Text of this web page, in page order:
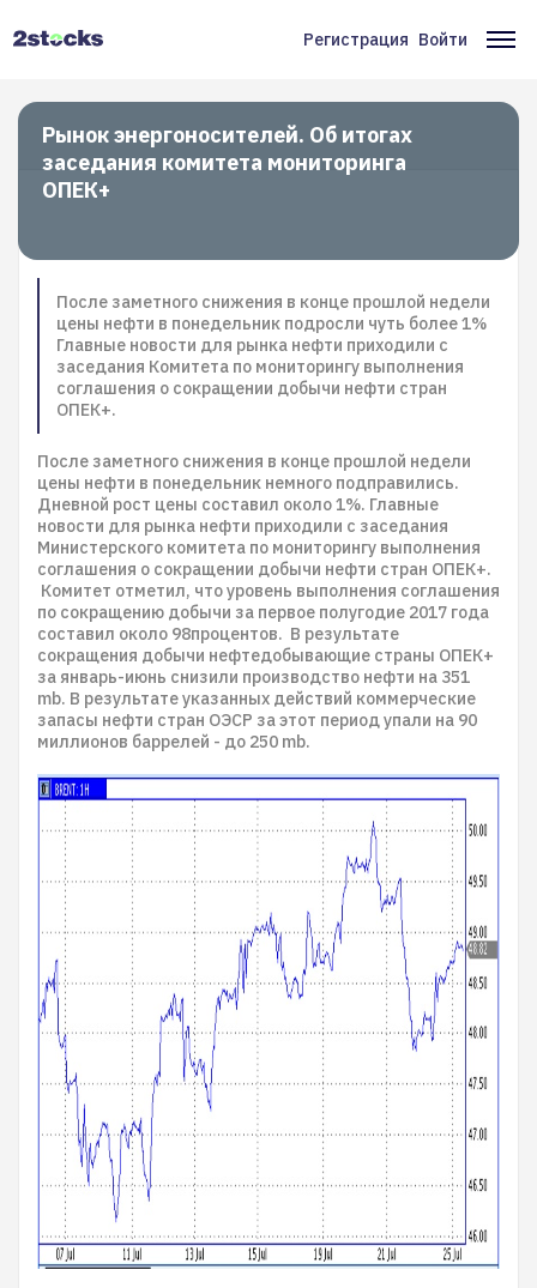
Меню
учётной
записи
пользователя
Регистрация Войти
Рынок энергоносителей. Об итогах
заседания комитета мониторинга
ОПЕК+
После заметного снижения в конце прошлой недели
цены нефти в понедельник подросли чуть более 1%
Главные новости для рынка нефти приходили с
заседания Комитета по мониторингу выполнения
соглашения о сокращении добычи нефти стран
ОПЕК+.
После заметного снижения в конце прошлой недели
цены нефти в понедельник немного подправились.
Дневной рост цены составил около 1%. Главные
новости для рынка нефти приходили с заседания
Министерского комитета по мониторингу выполнения
соглашения о сокращении добычи нефти стран ОПЕК+.
Комитет отметил, что уровень выполнения соглашения
по сокращению добычи за первое полугодие 2017 года
составил около 98процентов. В результате
сокращения добычи нефтедобывающие страны ОПЕК+
за январь-июнь снизили производство нефти на 351
mb. В результате указанных действий коммерческие
запасы нефти стран ОЭСР за этот период упали на 90
миллионов баррелей - до 250 mb.